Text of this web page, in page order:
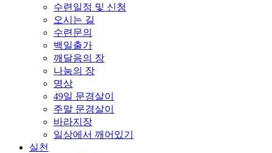
수련일정 및 신청
오시는 길
수련문의
백일출가
깨달음의 장
나눔의 장
명상
49일 문경살이
주말 문경살이
바라지장
일상에서 깨어있기
실천